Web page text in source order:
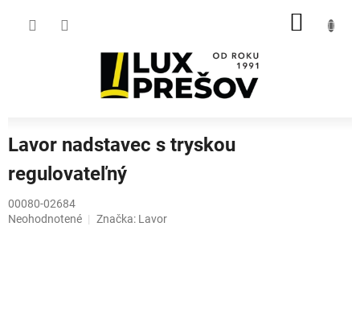
Lavor nadstavec s tryskou
regulovateľný
00080-02684
Priemerné
Neohodnotené Značka: Lavor